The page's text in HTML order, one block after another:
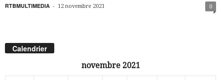
RTBMULTIMEDIA - 12 novembre 2021 0
Calendrier
novembre 2021